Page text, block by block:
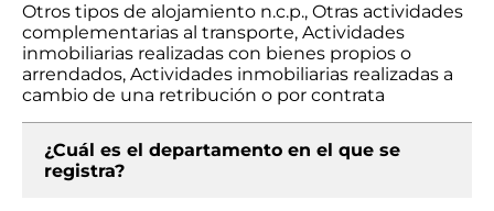
Otros tipos de alojamiento n.c.p., Otras actividades
complementarias al transporte, Actividades
inmobiliarias realizadas con bienes propios o
arrendados, Actividades inmobiliarias realizadas a
cambio de una retribución o por contrata
¿Cuál es el departamento en el que se
registra?